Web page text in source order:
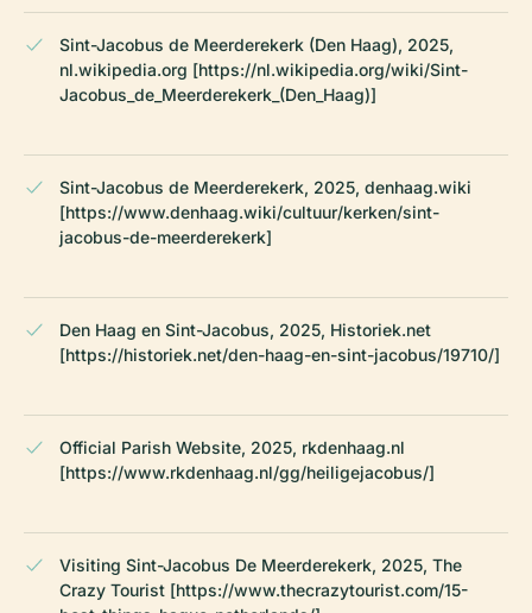
Sint-Jacobus de Meerderekerk (Den Haag), 2025,
nl.wikipedia.org [https://nl.wikipedia.org/wiki/Sint-
Jacobus_de_Meerderekerk_(Den_Haag)]
Sint-Jacobus de Meerderekerk, 2025, denhaag.wiki
[https://www.denhaag.wiki/cultuur/kerken/sint-
jacobus-de-meerderekerk]
Den Haag en Sint-Jacobus, 2025, Historiek.net
[https://historiek.net/den-haag-en-sint-jacobus/19710/]
Official Parish Website, 2025, rkdenhaag.nl
[https://www.rkdenhaag.nl/gg/heiligejacobus/]
Visiting Sint-Jacobus De Meerderekerk, 2025, The
Crazy Tourist [https://www.thecrazytourist.com/15-